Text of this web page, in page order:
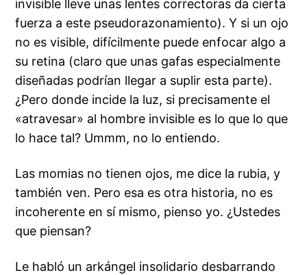
invisible lleve unas lentes correctoras da cierta
fuerza a este pseudorazonamiento). Y si un ojo
no es visible, difícilmente puede enfocar algo a
su retina (claro que unas gafas especialmente
diseñadas podrían llegar a suplir esta parte).
¿Pero donde incide la luz, si precisamente el
«atravesar» al hombre invisible es lo que lo que
lo hace tal? Ummm, no lo entiendo.
Las momias no tienen ojos, me dice la rubia, y
también ven. Pero esa es otra historia, no es
incoherente en sí mismo, pienso yo. ¿Ustedes
que piensan?
Le habló un arkángel insolidario desbarrando